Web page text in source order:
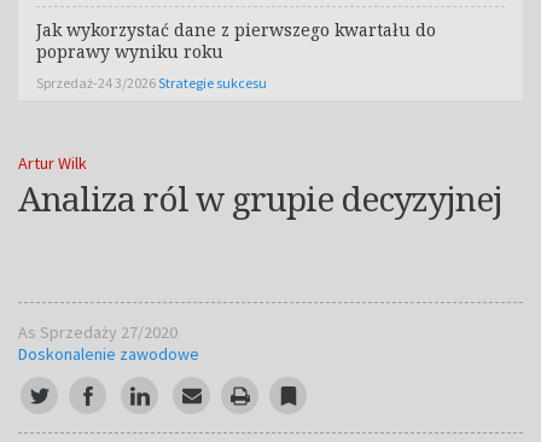
Artur Wilk
Analiza ról w grupie decyzyjnej
As Sprzedaży 27/2020
Doskonalenie zawodowe
Jak wykorzystać dane z pierwszego kwartału do
poprawy wyniku roku
Sprzedaż-24 3/2026Strategie sukcesu